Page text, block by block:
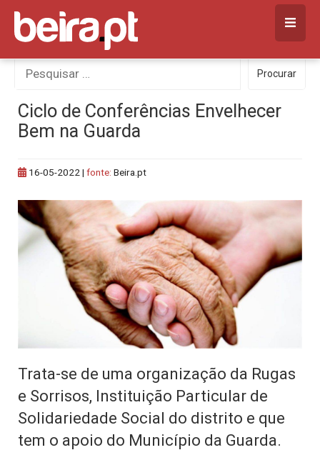
Skip
content
Procurar
por:
Procurar
Ciclo de Conferências Envelhecer
Bem na Guarda
16-05-2022 | fonte: Beira.pt
Trata-se de uma organização da Rugas
e Sorrisos, Instituição Particular de
Solidariedade Social do distrito e que
tem o apoio do Município da Guarda.